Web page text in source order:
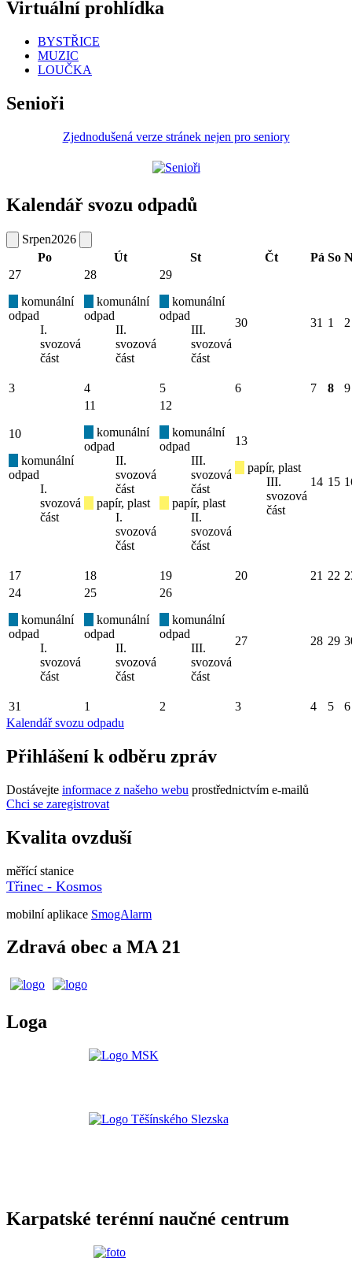
Virtuální prohlídka
BYSTŘICE
MUZIC
LOUČKA
Senioři
Zjednodušená verze stránek nejen pro seniory
Kalendář svozu odpadů
Srpen2026
Po
Út St Čt Pá So
27
komunální
odpad
I.
svozová
část
28
komunální
odpad
II.
svozová
část
29
komunální
odpad
III.
svozová
část
30 31 1 2
3 4 5 6 7 8 9
10
komunální
odpad
I.
svozová
část
11
komunální
odpad
II.
svozová
část
papír, plast
I.
svozová
část
12
komunální
odpad
III.
svozová
část
papír, plast
II.
svozová
část
13
papír, plast
III.
svozová
část
14 15
17 18 19 20 21 22
24
komunální
odpad
I.
svozová
část
25
komunální
odpad
II.
svozová
část
26
komunální
odpad
III.
svozová
část
27 28 29
31 1 2 3 4 5
6
Kalendář svozu odpadu
Přihlášení k odběru zpráv
Dostávejte informace z našeho webu prostřednictvím e-mailů
Chci se zaregistrovat
Kvalita ovzduší
měřící stanice
Třinec - Kosmos
mobilní aplikace SmogAlarm
Zdravá obec a MA 21
Loga
Karpatské terénní naučné centrum